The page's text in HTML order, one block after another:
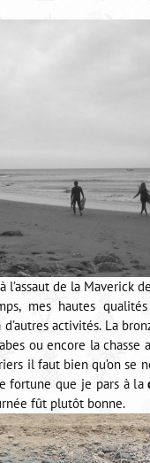
l’assaut de la Maverick
mes hautes
activités. La
ou encore la chasse
il faut bien qu’on se
fortune que je pars à la
fût plutôt bonne.